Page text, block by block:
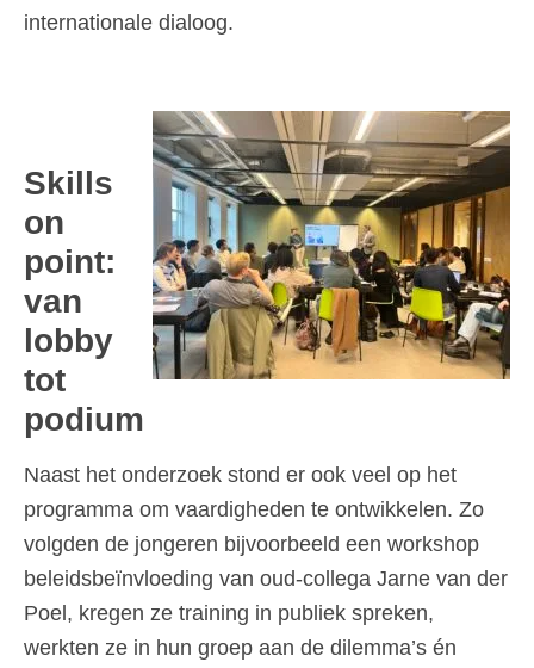
internationale dialoog.
Skills
on
point:
van
lobby
tot
podium
Naast het onderzoek stond er ook veel op het
programma om vaardigheden te ontwikkelen. Zo
volgden de jongeren bijvoorbeeld een workshop
beleidsbeïnvloeding van oud-collega Jarne van der
Poel, kregen ze training in publiek spreken,
werkten ze in hun groep aan de dilemma’s én